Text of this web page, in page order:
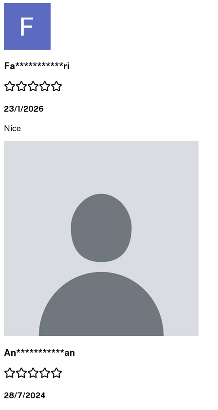
Fa***********ri
23/1/2026
Nice
An***********an
28/7/2024